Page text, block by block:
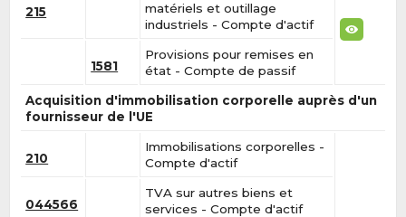
215
matériels et outillage
industriels - Compte d'actif
1581
Provisions pour remises en
état - Compte de passif
Acquisition d'immobilisation corporelle auprès d'un
fournisseur de l'UE
210
Immobilisations corporelles -
Compte d'actif
044566
TVA sur autres biens et
services - Compte d'actif